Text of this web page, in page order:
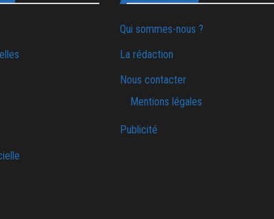
Qui sommes-nous ?
La rédaction
Nous contacter
Mentions légales
Publicité